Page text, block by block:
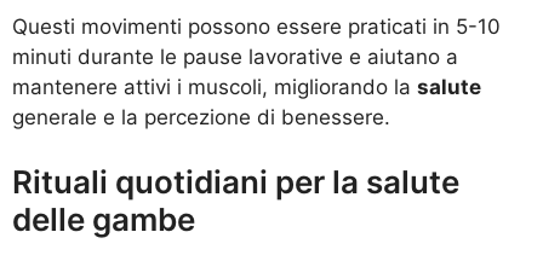
Questi movimenti possono essere praticati in 5-10
minuti durante le pause lavorative e aiutano a
mantenere attivi i muscoli, migliorando la salute
generale e la percezione di benessere.
Rituali quotidiani per la salute
delle gambe